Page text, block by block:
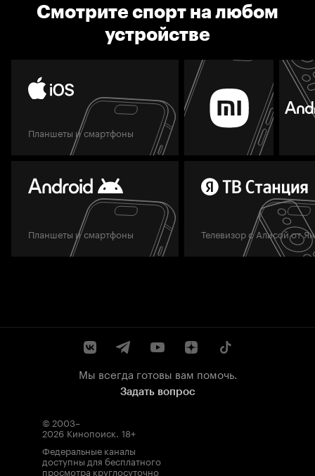
Смотрите спорт на любом
устройстве
Планшеты и смартфоны
Планшеты и смартфоны Телевизор с Алисой от
Мы всегда готовы вам помочь.
Задать вопрос
© 2003–
2026 Кинопоиск. 18+
Федеральные каналы
доступны для бесплатного
просмотра круглосуточно